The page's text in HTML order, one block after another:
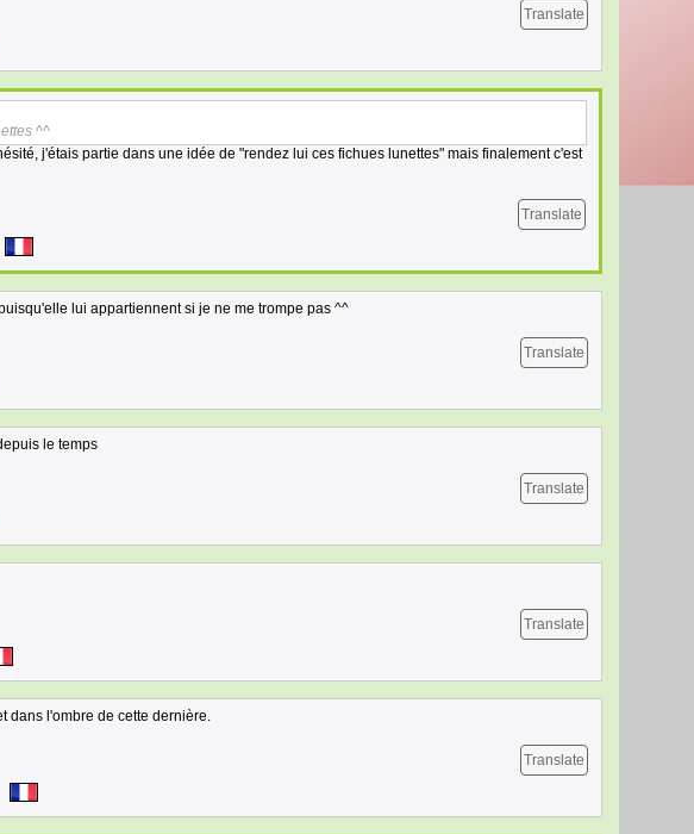
Translate
^^
j'étais partie dans une idée de "rendez lui ces fichues lunettes" mais finalement c'est
Translate
lui appartiennent si je ne me trompe pas ^^
Translate
le temps
Translate
Translate
dans l'ombre de cette dernière.
Translate